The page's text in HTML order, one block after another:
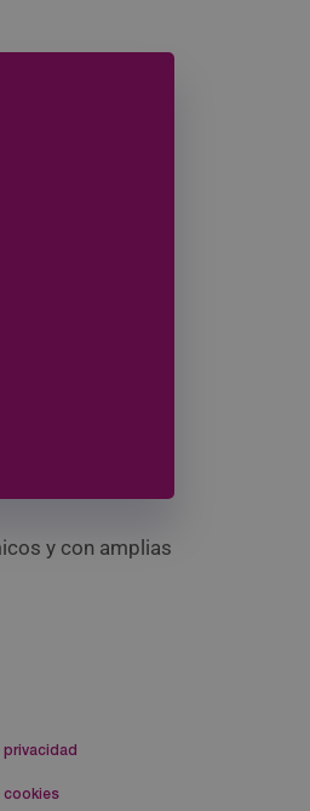
y con amplias
cookies